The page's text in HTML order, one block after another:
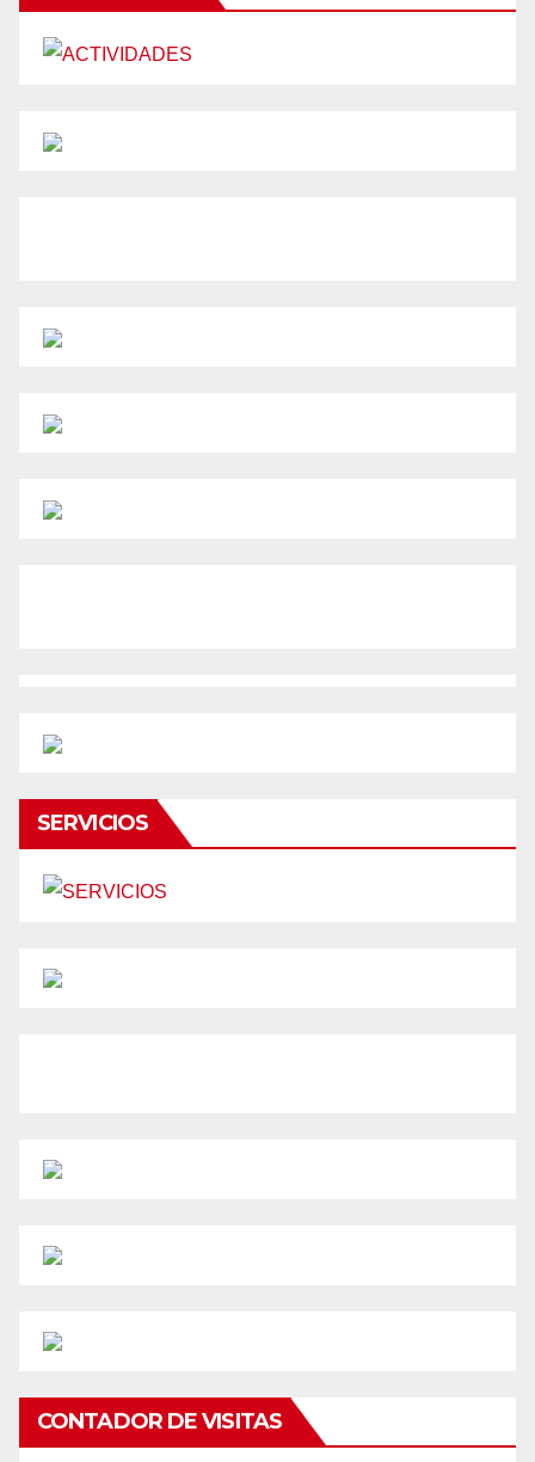
SERVICIOS
CONTADOR DE VISITAS